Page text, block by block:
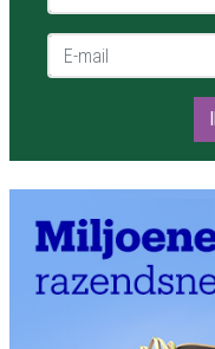
E-mail *